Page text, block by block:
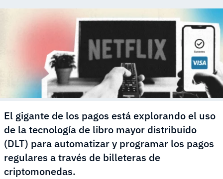
El gigante de los pagos está explorando el uso
de la tecnología de libro mayor distribuido
(DLT) para automatizar y programar los pagos
regulares a través de billeteras de
criptomonedas.